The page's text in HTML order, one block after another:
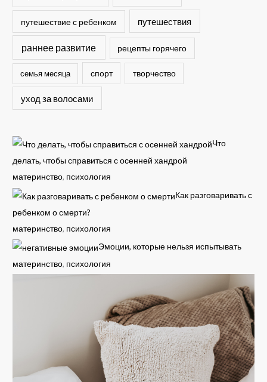
путешествие с ребенком путешествия
раннее развитие рецепты горячего
семья месяца спорт творчество
уход за волосами
Что
делать, чтобы справиться с осенней хандрой
материнство, психология
Как разговаривать с
ребенком о смерти?
материнство, психология
Эмоции, которые нельзя испытывать
материнство, психология